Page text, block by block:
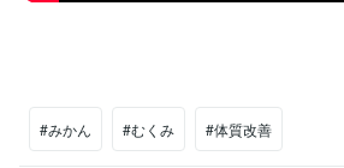
#みかん #むくみ #体質改善